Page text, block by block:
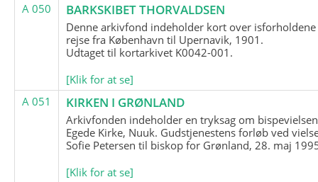
A 050
BARKSKIBET THORVALDSEN
Denne arkivfond indeholder kort over
rejse fra København til Upernavik, 1901.
Udtaget til kortarkivet K0042-001.
[Klik for at se]
A 051
KIRKEN I GRØNLAND
Arkivfonden indeholder en tryksag om
Egede Kirke, Nuuk. Gudstjenestens forløb ved
Sofie Petersen til biskop for Grønland, 28. maj
[Klik for at se]